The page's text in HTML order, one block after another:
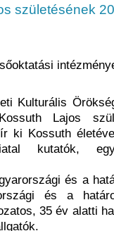
születésének
Kulturális
Lajos
ki Kossuth
kutatók,
és a
és a
35 év alatti